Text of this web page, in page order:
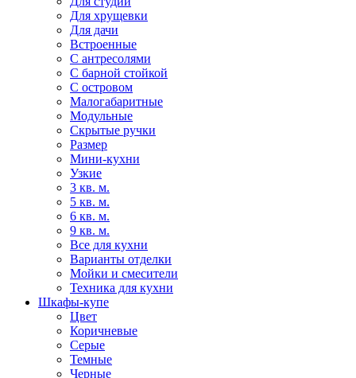
Для хрущевки
Для дачи
Встроенные
С антресолями
С барной стойкой
С островом
Малогабаритные
Модульные
Скрытые ручки
Размер
Мини-кухни
Узкие
3 кв. м.
5 кв. м.
6 кв. м.
9 кв. м.
Все для кухни
Варианты отделки
Мойки и смесители
Техника для кухни
Шкафы-купе
Цвет
Коричневые
Серые
Темные
Черные